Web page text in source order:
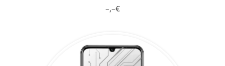
–,–€